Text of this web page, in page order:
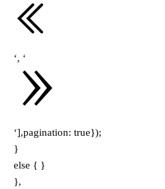
‘, ‘
‘],pagination: true});
}
else { }
},